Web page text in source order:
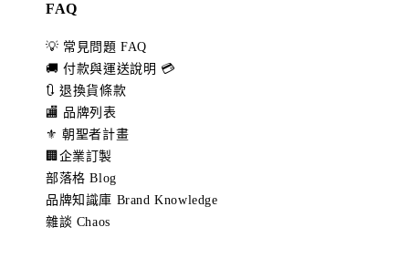
FAQ
💡 常見問題 FAQ
🚚 付款與運送說明 💳
🔃 退換貨條款
🏬 品牌列表
⚜️ 朝聖者計畫
🏢企業訂製
部落格 Blog
品牌知識庫 Brand Knowledge
雜談 Chaos